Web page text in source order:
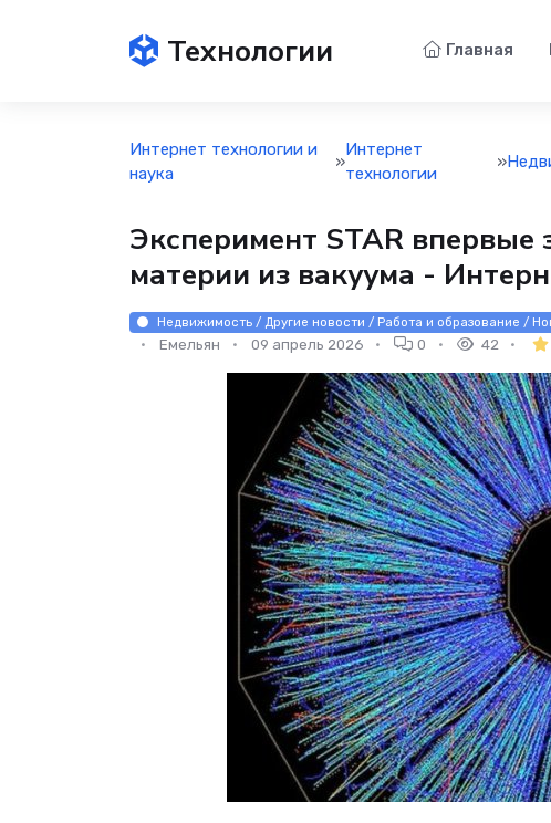
Технологии Главная
Интернет технологии и
наука
»
Интернет
технологии
»
Эксперимент STAR впервые
материи из вакуума -
Недвижимость / Другие новости / Работа и образование /
Емельян 09 апрель 2026 0 42